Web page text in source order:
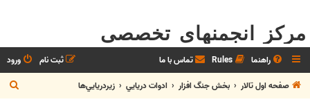
مرکز انجمنهای تخصصی
راهنما Rules تماس با ما ورود
ثبت نام
صفحه اول تالار
بخش جنگ افزار ادوات دريايي زيردريايي‌ها
ج
س